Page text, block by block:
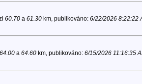
60.70a 61.30km, publikováno: 6/22/2026 8:22:22
64.00a 64.60km, publikováno: 6/15/2026 11:16:35